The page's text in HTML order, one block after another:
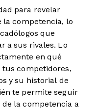
para revelar
la competencia, lo
que
a sus rivales. Lo
en qué
tus competidores,
y su historial de
te permite seguir
la competencia a